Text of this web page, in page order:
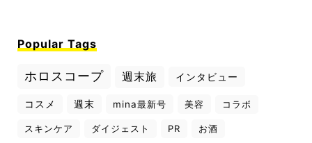
Popular Tags
ホロスコープ 週末旅 インタビュー
コスメ 週末 mina最新号 美容 コラボ
スキンケア ダイジェスト PR お酒